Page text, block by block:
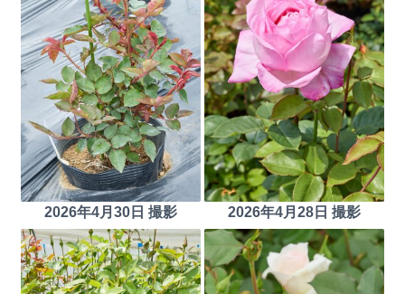
2026年4月30日 撮影 2026年4月28日 撮影